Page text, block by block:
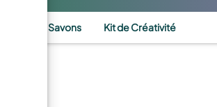
Bougies et Savons Kit de Créativité